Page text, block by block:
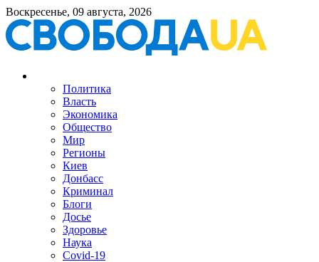
Воскресенье, 09 августа, 2026
Политика
Власть
Экономика
Общество
Мир
Регионы
Киев
Донбасс
Криминал
Блоги
Досье
Здоровье
Наука
Covid-19